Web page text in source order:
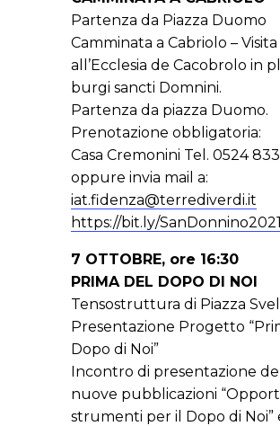
Partenza da Piazza Duomo
Camminata a Cabriolo – Visita
all’Ecclesia de Cacobrolo in
burgi sancti Domnini.
Partenza da piazza Duomo.
Prenotazione obbligatoria:
Casa Cremonini Tel. 0524
oppure invia mail a:
iat.fidenza@terrediverdi.it
https://bit.ly/SanDonnino2021
7 OTTOBRE, ore 16:30
PRIMA DEL DOPO DI NOI
Tensostruttura di Piazza
Presentazione Progetto
Dopo di Noi”
Incontro di presentazione
nuove pubblicazioni
strumenti per il Dopo di Noi”